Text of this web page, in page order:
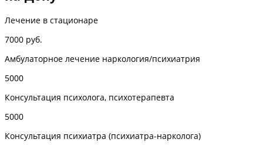
Лечение в стационаре
7000 руб.
Амбулаторное лечение наркология/психиатрия
5000
Консультация психолога, психотерапевта
5000
Консультация психиатра (психиатра-нарколога)